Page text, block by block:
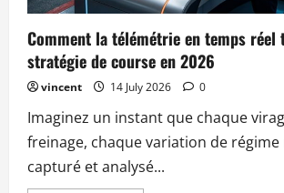
Comment la télémétrie en temps
stratégie de course en 2026
vincent 14 July 2026 0
Imaginez un instant que chaque
freinage, chaque variation de
capturé et analysé...